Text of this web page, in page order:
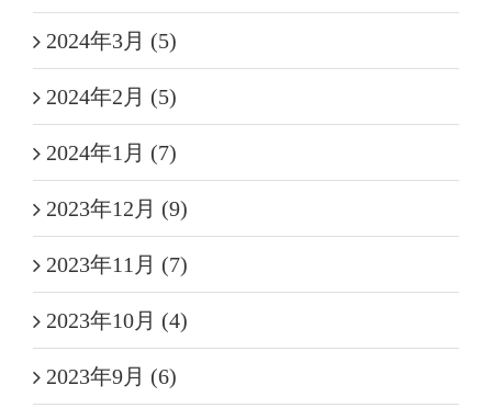
2024年3月 (5)
2024年2月 (5)
2024年1月 (7)
2023年12月 (9)
2023年11月 (7)
2023年10月 (4)
2023年9月 (6)